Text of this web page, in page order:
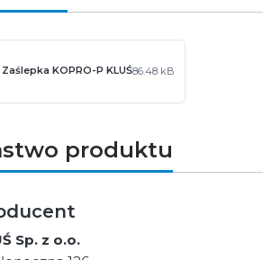
KOPRO-P KLUŚ86.48 kB
produktu
Sp. z o.o.